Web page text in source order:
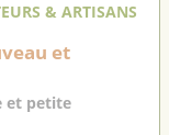
& ARTISANS
et
et petite